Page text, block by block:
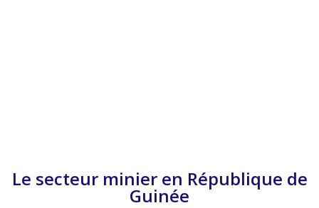
Le secteur minier en République de
Guinée